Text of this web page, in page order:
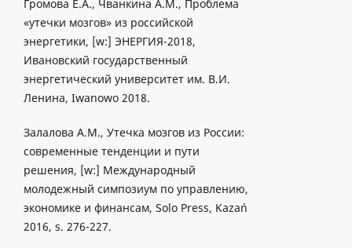
Громова Е.А., Чванкина А.М., Проблема
«утечки мозгов» из российской
энергетики, [w:] ЭНЕРГИЯ-2018,
Ивановский государственный
энергетический университет им. В.И.
Ленина, Iwanowo 2018.
Залалова А.М., Утечка мозгов из России:
современные тенденции и пути
решения, [w:] Международный
молодежный симпозиум по управлению,
экономике и финансам, Solo Press, Kazań
2016, s. 276-227.